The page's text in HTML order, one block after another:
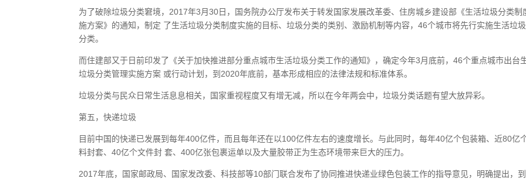
为了破除垃圾分类窘境，2017年3月30日，国务院办公厅发布关于转发国家发展改革委、住房城乡建设部《生活垃圾分类制
施方案》的通知，制定 了生活垃圾分类制度实施的目标、垃圾分类的类别、激励机制等内容，46个城市将先行实施生活垃圾
分类。
而住建部又于日前印发了《关于加快推进部分重点城市生活垃圾分类工作的通知》，确定今年3月底前，46个重点城市出台
垃圾分类管理实施方案 或行动计划，到2020年底前，基本形成相应的法律法规和标准体系。
垃圾分类与民众日常生活息息相关，国家重视程度又有增无减，所以在今年两会中，垃圾分类话题有望大放异彩。
第五，快递垃圾
目前中国的快递已发展到每年400亿件，而且每年还在以100亿件左右的速度增长。与此同时，每年40亿个包装箱、近80亿
料封套、40亿个文件封 套、400亿张包裹运单以及大量胶带正为生态环境带来巨大的压力。
2017年底，国家邮政局、国家发改委、科技部等10部门联合发布了协同推进快递业绿色包装工作的指导意见，明确提出，到